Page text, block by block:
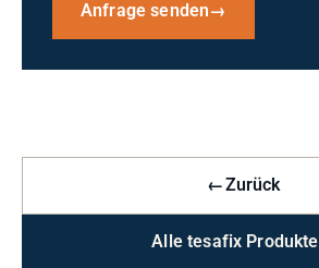
Anfrage senden→
←Zurück
Alle tesafix Produkte